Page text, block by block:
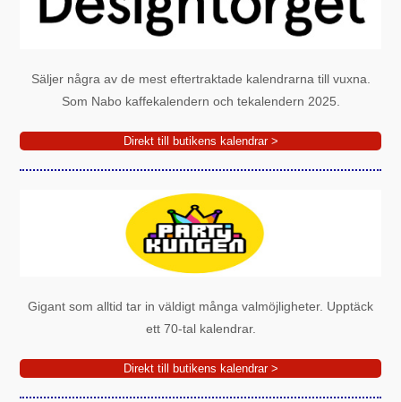
Säljer några av de mest eftertraktade kalendrarna till vuxna.
Som Nabo kaffekalendern och tekalendern 2025.
Direkt till butikens kalendrar >
Gigant som alltid tar in väldigt många valmöjligheter. Upptäck
ett 70-tal kalendrar.
Direkt till butikens kalendrar >